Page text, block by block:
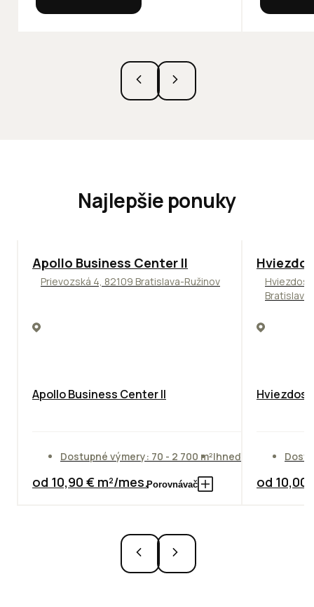
Najlepšie ponuky
TOP NOVINKA ODPORÚČAME
Apollo Business Center II
Prievozská 4, 82109 Bratislava-Ružinov
Apollo Business Center II
Dostupné výmery: 70 - 2 700 m²Ihneď
od 10,90 € m²/mes.Porovnávač od 10,00